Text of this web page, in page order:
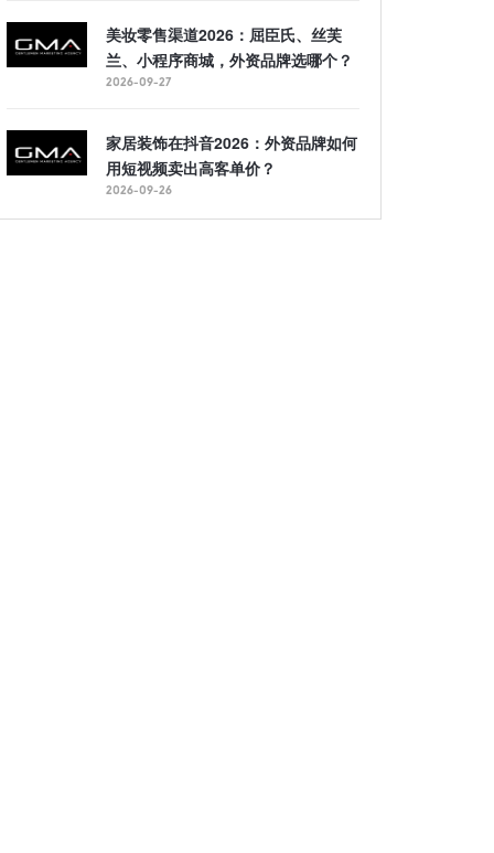
美妆零售渠道2026：屈臣氏、丝芙
兰、小程序商城，外资品牌选哪个？
2026-09-27
家居装饰在抖音2026：外资品牌如何
用短视频卖出高客单价？
2026-09-26